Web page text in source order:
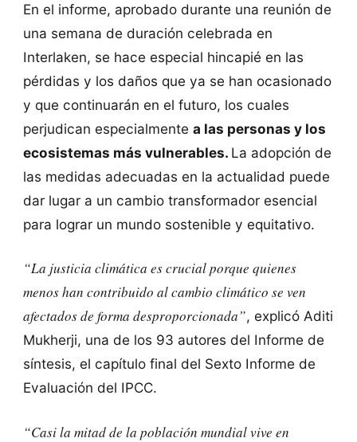
En el informe, aprobado durante una reunión de
una semana de duración celebrada en
Interlaken, se hace especial hincapié en las
pérdidas y los daños que ya se han ocasionado
y que continuarán en el futuro, los cuales
perjudican especialmente a las personas y los
ecosistemas más vulnerables. La adopción de
las medidas adecuadas en la actualidad puede
dar lugar a un cambio transformador esencial
para lograr un mundo sostenible y equitativo.
“La justicia climática es crucial porque quienes
menos han contribuido al cambio climático se ven
afectados de forma desproporcionada”, explicó Aditi
Mukherji, una de los 93 autores del Informe de
síntesis, el capítulo final del Sexto Informe de
Evaluación del IPCC.
“Casi la mitad de la población mundial vive en